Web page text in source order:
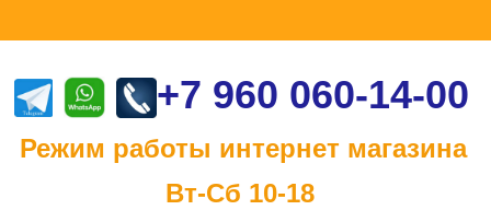
+7 960 060-14-00
работы интернет магазина
Сб 10-18